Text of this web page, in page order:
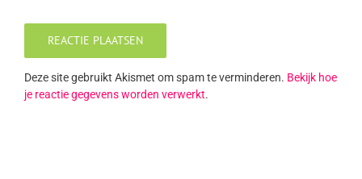
Deze site gebruikt Akismet om spam te verminderen. Bekijk hoe
je reactie gegevens worden verwerkt.